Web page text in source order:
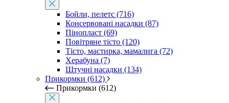
Бойли, пелетс (716)
Консервовані насадки (87)
Пінопласт (69)
Повітряне тісто (120)
Тісто, мастирка, мамалига (72)
Херабуна (7)
Штучні насадки (134)
Прикормки (612)
Прикормки (612)